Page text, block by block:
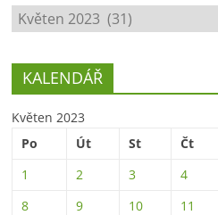
ARCHÍV
KALENDÁŘ
Květen 2023
Po
Út St Čt
1
2 3 4
8
9 10 11